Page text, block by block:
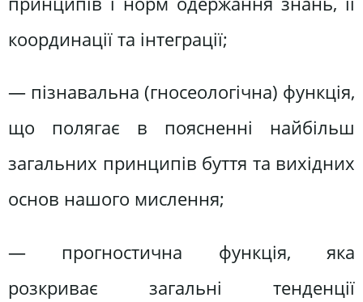
координації та інтеграції;
— пізнавальна (гносеологічна) функція,
що полягає в поясненні найбільш
загальних принципів буття та вихідних
основ нашого мислення;
— прогностична функція, яка
розкриває загальні тенденції